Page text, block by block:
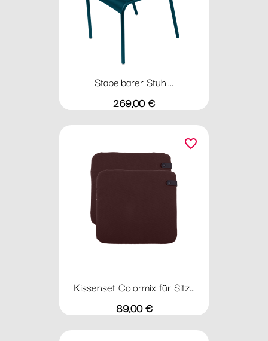
Stapelbarer Stuhl...
Preis
269,00 €
Kissenset Colormix für Sitz...
Preis
89,00 €
favorite_border